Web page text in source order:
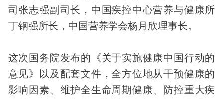
司张志强副司长，中国疾控中心营养与健康所
丁钢强所长，中国营养学会杨月欣理事长。
这次国务院发布的《关于实施健康中国行动的
意见》以及配套文件，全方位地从干预健康的
影响因素、维护全生命周期健康、防控重大疾